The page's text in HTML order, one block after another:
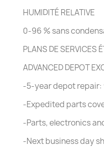
HUMIDITÉ RELATIVE
0-96 % sans
PLANS DE SERVICES
ADVANCED DEPOT
-5-year depot repair:
-Expedited parts
-Parts, electronics
-Next business day